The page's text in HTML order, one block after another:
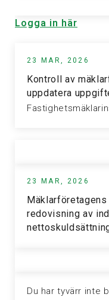
Logga in här
23 MAR, 2026
Kontroll av
uppdatera
23 MAR, 2026
redovisning av